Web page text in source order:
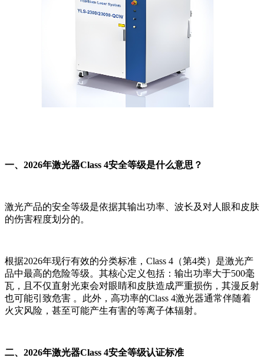
一、2026年激光器Class 4安全等级是什么意思？
激光产品的安全等级是依据其输出功率、波长及对人眼和皮肤
的伤害程度划分的。
根据2026年现行有效的分类标准，Class 4（第4类）是激光产
品中最高的危险等级。其核心定义包括：输出功率大于500毫
瓦，且不仅直射光束会对眼睛和皮肤造成严重损伤，其漫反射
也可能引致危害 。此外，高功率的Class 4激光器通常伴随着
火灾风险，甚至可能产生有害的等离子体辐射。
二、2026年激光器Class 4安全等级认证标准